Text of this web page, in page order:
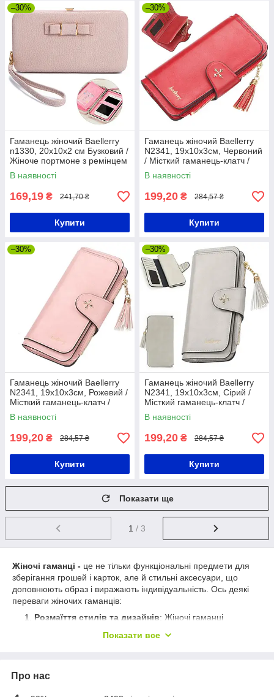
–30%
Гаманець жіночий Baellerry
n1330, 20x10x2 см Бузковий /
Жіноче портмоне з ремінцем
/ Гаманець-клатч
В наявності
169,19 ₴ 241,70 ₴
Купити
–30%
Гаманець жіночий Baellerry
N2341, 19х10х3см, Червоний
/ Місткий гаманець-клатч /
Жіноче портмоне
В наявності
199,20 ₴ 284,57 ₴
Купити
–30%
Гаманець жіночий Baellerry
N2341, 19х10х3см, Рожевий /
Місткий гаманець-клатч /
Жіноче портмоне
В наявності
199,20 ₴ 284,57 ₴
Купити
–30%
Гаманець жіночий Baellerry
N2341, 19х10х3см, Сірий /
Місткий гаманець-клатч /
Жіноче портмоне
В наявності
199,20 ₴ 284,57 ₴
Купити
Показати ще
1 / 3
Жіночі гаманці - це не тільки функціональні предмети для
зберігання грошей і карток, але й стильні аксесуари, що
доповнюють образ і виражають індивідуальність. Ось деякі
переваги жіночих гаманців:
Розмаїття стилів та дизайнів: Жіночі гаманці
дизайнів, від класичних моделей до сучасних трендів.
витончених гаманців до яскравих та модних варіантів.
Показати все
Про нас